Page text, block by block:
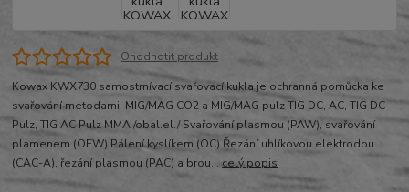
Ohodnotit produkt
Kowax KWX730 samostmívací svařovací kukla je ochranná pomůcka ke
svařování metodami: MIG/MAG CO2 a MIG/MAG pulz TIG DC, AC, TIG DC
Pulz, TIG AC Pulz MMA /obal.el./ Svařování plasmou (PAW), svařování
plamenem (OFW) Pálení kyslíkem (OC) Řezání uhlíkovou elektrodou
(CAC-A), řezání plasmou (PAC) a brou... celý popis